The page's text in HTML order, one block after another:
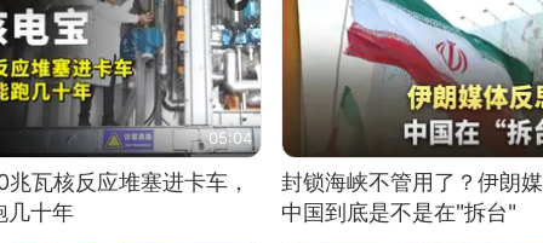
05:04
瓦核反应堆塞进卡车，
几十年
封锁海峡不管用了？伊朗
中国到底是不是在"拆台"